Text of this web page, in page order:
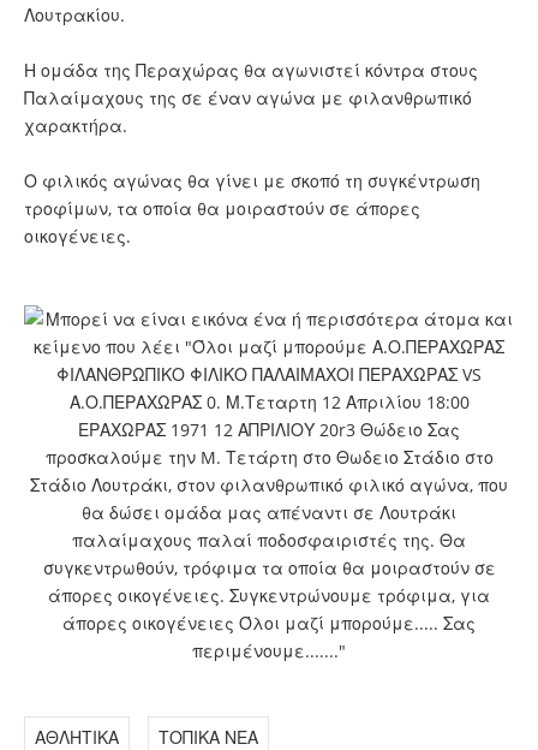
Λουτρακίου.
Η ομάδα της Περαχώρας θα αγωνιστεί κόντρα στους
Παλαίμαχους της σε έναν αγώνα με φιλανθρωπικό
χαρακτήρα.
Ο φιλικός αγώνας θα γίνει με σκοπό τη συγκέντρωση
τροφίμων, τα οποία θα μοιραστούν σε άπορες
οικογένειες.
ΑΘΛΗΤΙΚΑ ΤΟΠΙΚΑ ΝΕΑ